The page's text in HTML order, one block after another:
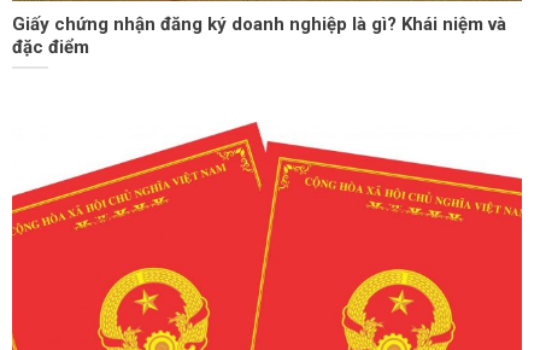
Giấy chứng nhận đăng ký doanh nghiệp là gì? Khái niệm và
đặc điểm